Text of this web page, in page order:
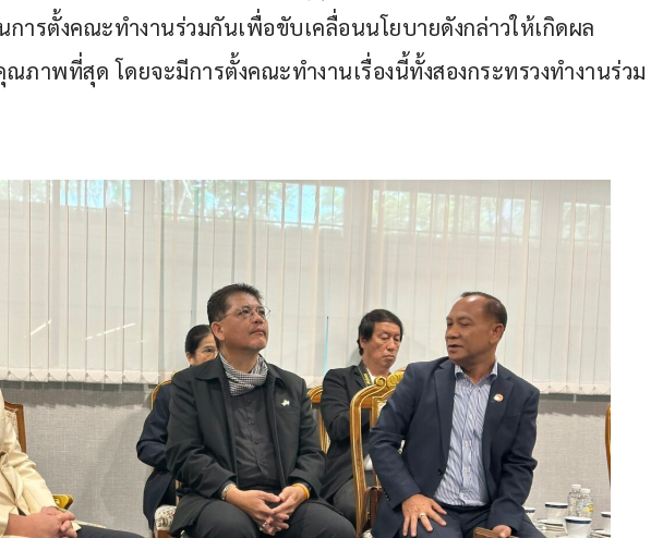
ารตั้งคณะทำงานร่วมกันเพื่อขับเคลื่อนนโยบายดังกล่าวให้เกิดผล
ภาพที่สุด โดยจะมีการตั้งคณะทำงานเรื่องนี้ทั้งสองกระทรวงทำงานร่วม